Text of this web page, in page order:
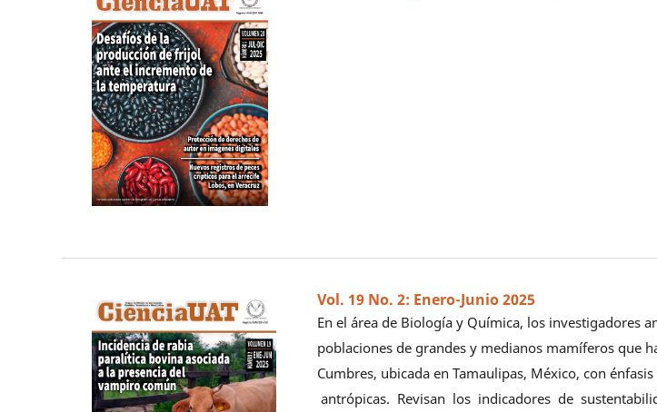
Vol. 19 No. 2: Enero-Junio 2025
En el área de Biología y Química, los investigadores
poblaciones de grandes y medianos mamíferos que
Cumbres, ubicada en Tamaulipas, México, con
antrópicas. Revisan los indicadores de